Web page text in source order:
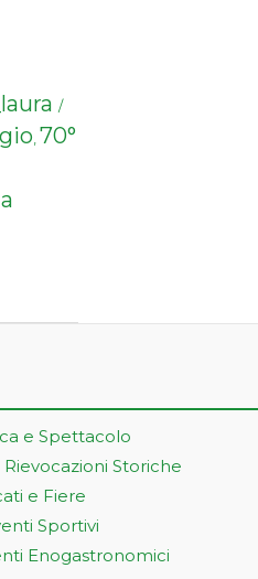
/
, 70°
e Spettacolo
Storiche
e Fiere
Sportivi
Enogastronomici